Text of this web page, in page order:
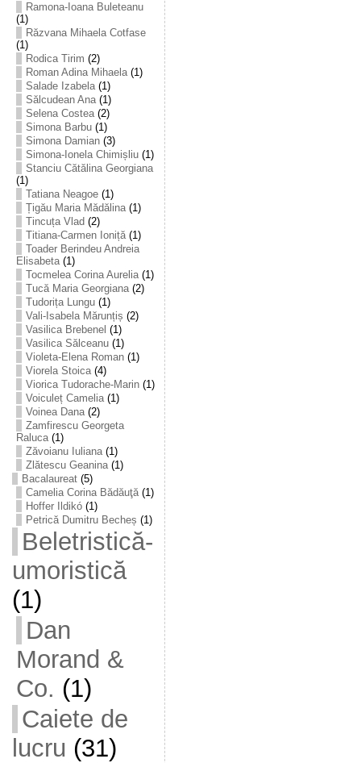
Ramona-Ioana Buleteanu
(1)
Răzvana Mihaela Cotfase
(1)
Rodica Tirim (2)
Roman Adina Mihaela(1)
Salade Izabela(1)
Sălcudean Ana(1)
Selena Costea(2)
Simona Barbu(1)
Simona Damian(3)
Simona-Ionela Chimișliu(1)
Stanciu Cătălina Georgiana
(1)
Tatiana Neagoe(1)
Țigău Maria Mădălina(1)
Tincuța Vlad (2)
Titiana-Carmen Ioniță(1)
Toader Berindeu Andreia
Elisabeta(1)
Tocmelea Corina Aurelia(1)
Tucă Maria Georgiana(2)
Tudorița Lungu(1)
Vali-Isabela Mărunțiș (2)
Vasilica Brebenel (1)
Vasilica Sălceanu(1)
Violeta-Elena Roman(1)
Viorela Stoica(4)
Viorica Tudorache-Marin(1)
Voiculeț Camelia(1)
Voinea Dana(2)
Zamfirescu Georgeta
Raluca(1)
Zăvoianu Iuliana(1)
Zlătescu Geanina(1)
Bacalaureat(5)
Camelia Corina Bădăuţă(1)
Hoffer Ildikó(1)
Petrică Dumitru Becheș (1)
Beletristică-
umoristică
(1)
Dan
Morand &
Co. (1)
Caiete de
lucru (31)